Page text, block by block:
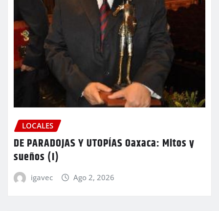
LOCALES
DE PARADOJAS Y UTOPÍAS Oaxaca: Mitos y
sueños (I)
igavec Ago 2, 2026